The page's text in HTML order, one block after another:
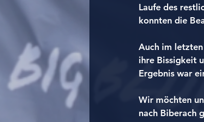
Laufe des
konnten die
Auch im
ihre Bissigkeit
Ergebnis war
Wir möchten
nach Biberach